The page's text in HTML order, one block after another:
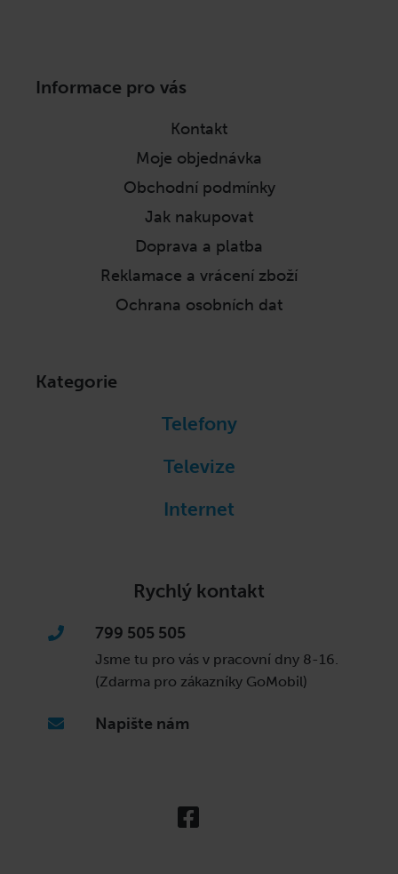
Informace pro vás
Kontakt
Moje objednávka
Obchodní podmínky
Jak nakupovat
Doprava a platba
Reklamace a vrácení zboží
Ochrana osobních dat
Kategorie
Telefony
Televize
Internet
Rychlý kontakt
799 505 505
Jsme tu pro vás v pracovní dny 8-16.
(Zdarma pro zákazníky GoMobil)
Napište nám